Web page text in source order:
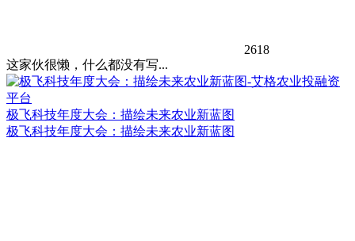
2618
这家伙很懒，什么都没有写...
极飞科技年度大会：描绘未来农业新蓝图
极飞科技年度大会：描绘未来农业新蓝图